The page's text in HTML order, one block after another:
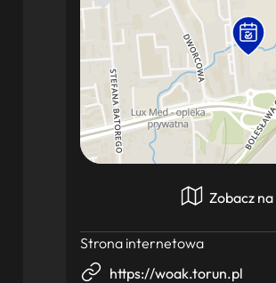
Zobacz
Strona internetowa
https://woak.torun.pl